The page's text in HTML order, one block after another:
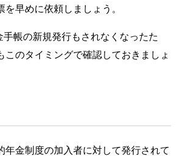
早めに依頼しましょう。
帳の新規発行もされなくなったた
このタイミングで確認しておきましょ
年金制度の加入者に対して発行されて